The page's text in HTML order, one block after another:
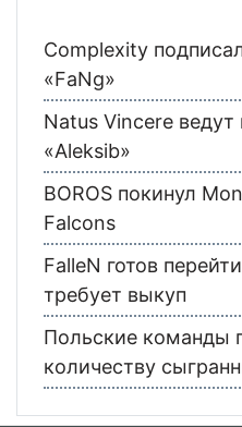
Complexity
«FaNg»
Natus Vincere
«Aleksib»
BOROS покинул
Falcons
FalleN готов
требует выкуп
Польские команды
количеству